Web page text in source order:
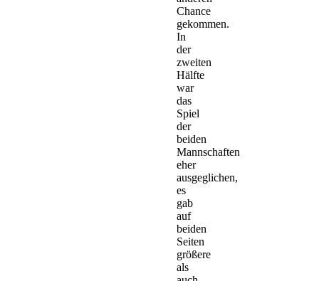
Chance
gekommen.
In
der
zweiten
Hälfte
war
das
Spiel
der
beiden
Mannschaften
eher
ausgeglichen,
es
gab
auf
beiden
Seiten
größere
als